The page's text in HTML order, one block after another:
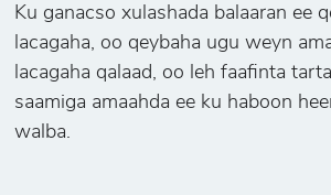
Ku ganacso xulashada balaaran ee
lacagaha, oo qeybaha ugu weyn
lacagaha qalaad, oo leh faafinta
saamiga amaahda ee ku haboon
walba.